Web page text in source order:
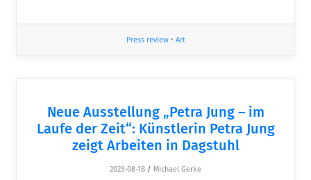
Press review• Art
Neue Ausstellung „Petra Jung – im
Laufe der Zeit“: Künstlerin Petra Jung
zeigt Arbeiten in Dagstuhl
2023-08-18 / Michael Gerke